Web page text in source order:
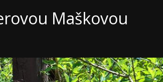
Maškovou